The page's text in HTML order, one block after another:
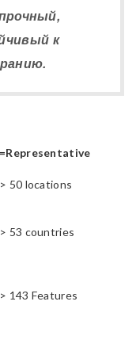
к
=Representative
> 50 locations
> 53 countries
> 143 Features